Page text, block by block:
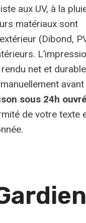
aux UV, à la
matériaux sont
(Dibond,
net et
avant
sous 24h
de votre texte